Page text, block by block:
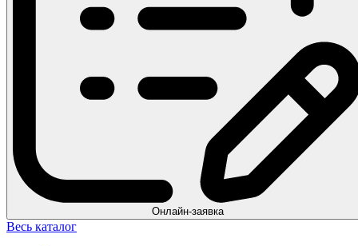
Онлайн-заявка
Весь каталог